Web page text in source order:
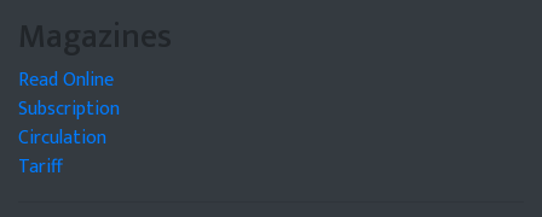
Magazines
Read Online
Subscription
Circulation
Tariff